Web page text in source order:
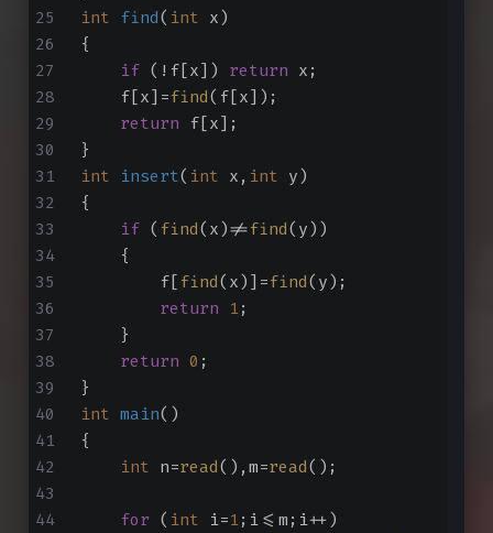
int find( int x)
{
if (!f[x]) return x;
    f[x]=
find(f[x]);
return f[x];
}
int insert( int x, int y)
{
if ( find(x)!=find(y))
    {
        f[
find(x)]=find(y);
return 1;
    }
return 0 ;
}
int main()
{
int n=read(),m=read();
for ( int i=1;i<=m;i++)